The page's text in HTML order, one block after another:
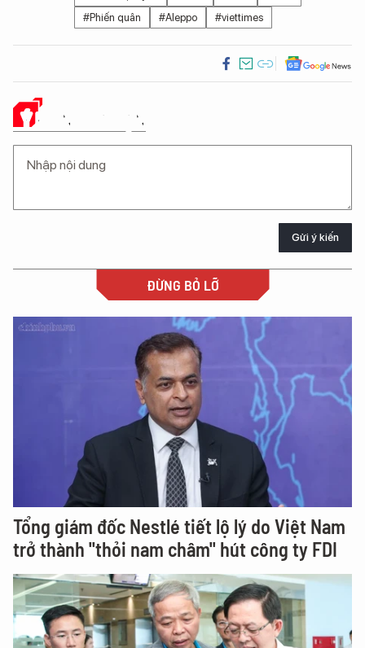
#Phiến quân
#Aleppo #viettimes
Ý KIẾN CỦA BẠN
Gửi ý kiến
ĐỪNG BỎ LỠ
Tổng giám đốc Nestlé tiết lộ lý do Việt Nam
trở thành "thỏi nam châm" hút công ty FDI